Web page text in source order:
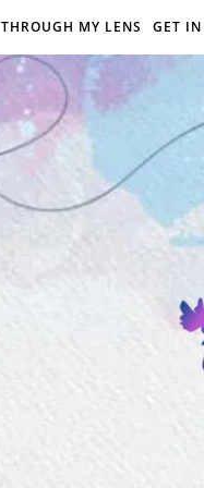
THROUGH MY LENS GET